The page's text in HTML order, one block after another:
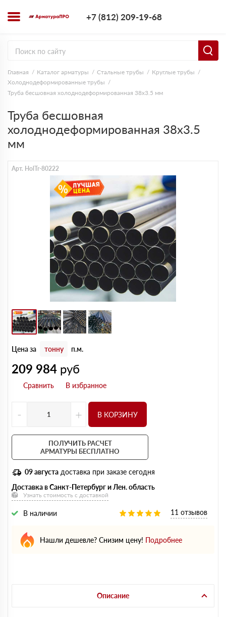
+7 (812) 209-19-68
Главная Каталог арматуры Стальные трубы
Круглые трубы
Холоднодеформированные трубы
Труба бесшовная холоднодеформированная 38х3.5 мм
Труба бесшовная
холоднодеформированная 38х3.5
мм
Арт. HolTr-80222
Цена за тонну п.м.
209 984 руб
- + В КОРЗИНУ
ПОЛУЧИТЬ РАСЧЕТ
АРМАТУРЫ БЕСПЛАТНО
09 августа доставка при заказе сегодня
Доставка в Санкт-Петербург и Лен. область
Узнать стоимость с доставкой
В наличии 11 отзывов
Нашли дешевле? Снизим цену! Подробнее
Описание